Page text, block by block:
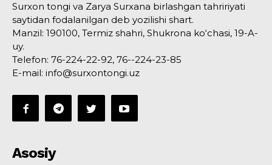
Surxon tongi va Zarya Surxana birlashgan tahririyati
saytidan fodalanilgan deb yozilishi shart.
Manzil: 190100, Termiz shahri, Shukrona ko‘chasi, 19-A-
uy.
Telefon: 76-224-22-92, 76--224-23-85
E-mail: info@surxontongi.uz
Asosiy